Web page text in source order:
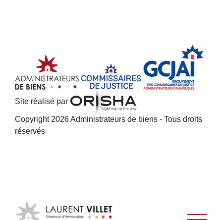
Site réalisé par
Copyright 2026 Administrateurs de biens - Tous droits
réservés